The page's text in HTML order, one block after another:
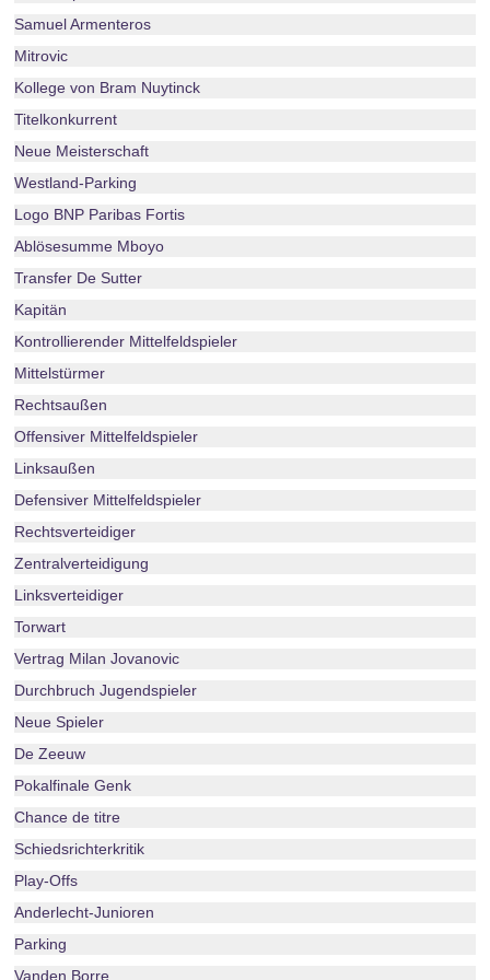
Samuel Armenteros
Mitrovic
Kollege von Bram Nuytinck
Titelkonkurrent
Neue Meisterschaft
Westland-Parking
Logo BNP Paribas Fortis
Ablösesumme Mboyo
Transfer De Sutter
Kapitän
Kontrollierender Mittelfeldspieler
Mittelstürmer
Rechtsaußen
Offensiver Mittelfeldspieler
Linksaußen
Defensiver Mittelfeldspieler
Rechtsverteidiger
Zentralverteidigung
Linksverteidiger
Torwart
Vertrag Milan Jovanovic
Durchbruch Jugendspieler
Neue Spieler
De Zeeuw
Pokalfinale Genk
Chance de titre
Schiedsrichterkritik
Play-Offs
Anderlecht-Junioren
Parking
Vanden Borre